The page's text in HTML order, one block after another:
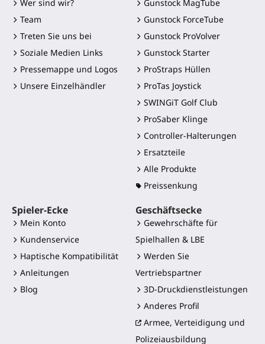
Wer sind wir?
Team
Treten Sie uns bei
Soziale Medien Links
Pressemappe und Logos
Unsere Einzelhändler
Gunstock MagTube
Gunstock ForceTube
Gunstock ProVolver
Gunstock Starter
ProStraps Hüllen
ProTas Joystick
SWINGiT Golf Club
ProSaber Klinge
Controller-Halterungen
Ersatzteile
Alle Produkte
Preissenkung
Spieler-Ecke
Mein Konto
Kundenservice
Haptische Kompatibilität
Anleitungen
Blog
Geschäftsecke
Gewehrschäfte für
Spielhallen & LBE
Werden Sie
Vertriebspartner
3D-Druckdienstleistungen
Anderes Profil
Armee, Verteidigung und
Polizeiausbildung